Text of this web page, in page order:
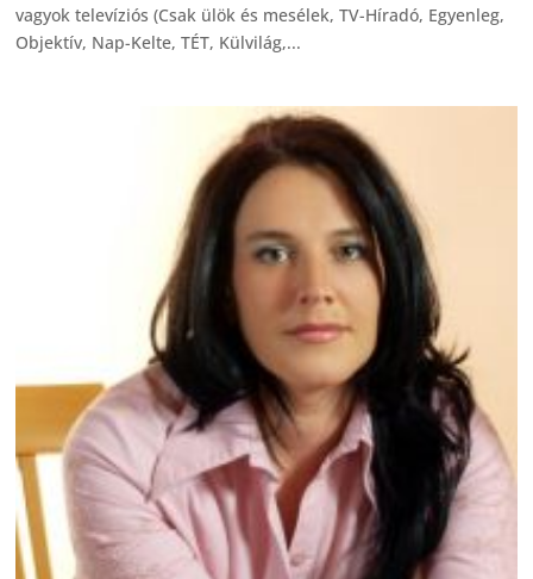
vagyok televíziós (Csak ülök és mesélek, TV-Híradó, Egyenleg,
Objektív, Nap-Kelte, TÉT, Külvilág,...